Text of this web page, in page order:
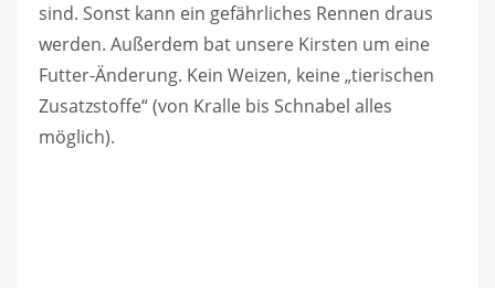
sind. Sonst kann ein gefährliches Rennen draus
werden. Außerdem bat unsere Kirsten um eine
Futter-Änderung. Kein Weizen, keine „tierischen
Zusatzstoffe“ (von Kralle bis Schnabel alles
möglich).